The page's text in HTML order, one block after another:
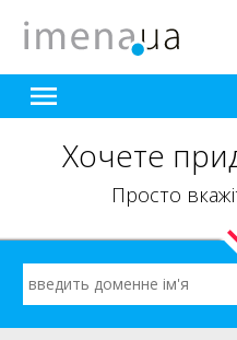
Хочете
Просто